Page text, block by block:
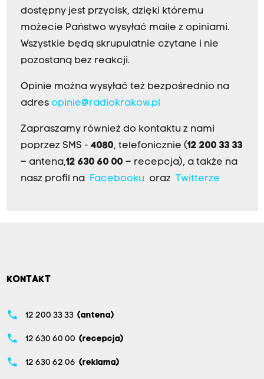
dostępny jest przycisk, dzięki któremu
możecie Państwo wysyłać maile z opiniami.
Wszystkie będą skrupulatnie czytane i nie
pozostaną bez reakcji.
Opinie można wysyłać też bezpośrednio na
adres opinie@radiokrakow.pl
Zapraszamy również do kontaktu z nami
poprzez SMS - 4080, telefonicznie (12 200 33 33
– antena,12 630 60 00 – recepcja), a także na
nasz profil na
Facebookuoraz Twitterze
KONTAKT
phone 12 200 33 33 (antena)
phone 12 630 60 00 (recepcja)
phone 12 630 62 06 (reklama)